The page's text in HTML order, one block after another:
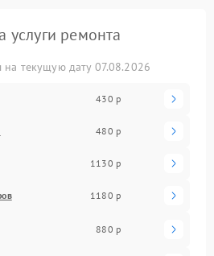
услуги ремонта
на текущую дату 07.08.2026
430 р
480 р
1130 р
1180 р
880 р